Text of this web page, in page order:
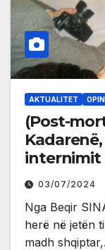
AKTUALITET
(Post-
internimit
Jork
03/07/2024
Nga Beqir
herë në jetën
madh